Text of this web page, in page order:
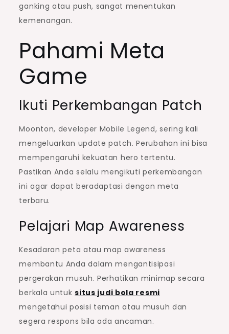
ganking atau push, sangat menentukan
kemenangan.
Pahami Meta
Game
Ikuti Perkembangan Patch
Moonton, developer Mobile Legend, sering kali
mengeluarkan update patch. Perubahan ini bisa
mempengaruhi kekuatan hero tertentu.
Pastikan Anda selalu mengikuti perkembangan
ini agar dapat beradaptasi dengan meta
terbaru.
Pelajari Map Awareness
Kesadaran peta atau map awareness
membantu Anda dalam mengantisipasi
pergerakan musuh. Perhatikan minimap secara
berkala untuksitus judi bola resmi
mengetahui posisi teman atau musuh dan
segera respons bila ada ancaman.